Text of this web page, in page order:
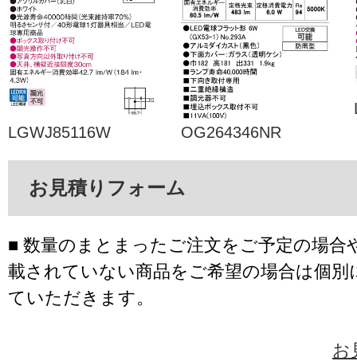
LGWJ85116W OG264346NR
お見積りフォーム
■ 数量のまとまったご注文をご予定の場合
載されていない商品をご希望の場合は個別
ていただきます。
お